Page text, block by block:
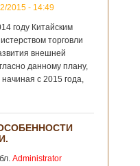
2015 - 14:49
году Китайским
торговли
внешней
данному плану,
с 2015 года,
Administrator